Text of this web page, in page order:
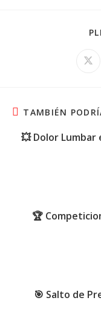
TAMBIÉN
💥 Dolor Lumbar
🏆
🎯 Salto de